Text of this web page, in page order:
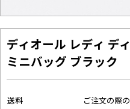
ディオール レディ デ
ミニバッグ ブラック
送料 ご注文の際